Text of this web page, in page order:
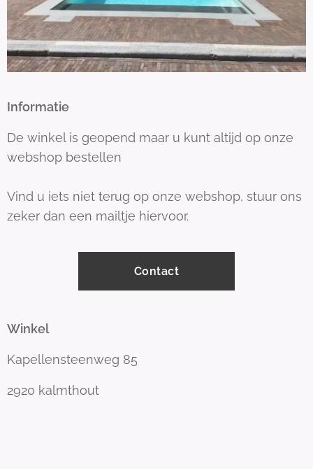
Informatie
De winkel is geopend maar u kunt altijd op onze
webshop bestellen
Vind u iets niet terug op onze webshop, stuur ons
zeker dan een mailtje hiervoor.
Contact
Winkel
Kapellensteenweg 85
2920 kalmthout